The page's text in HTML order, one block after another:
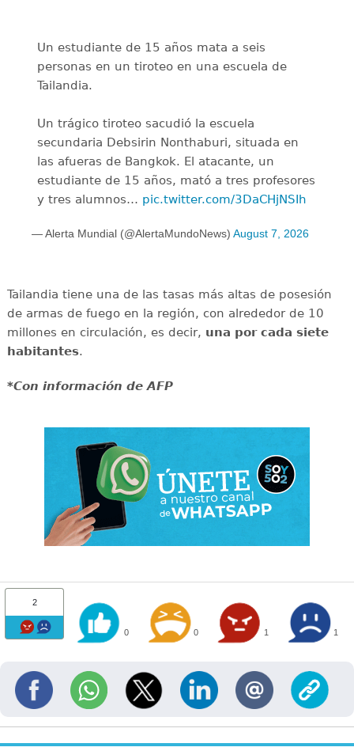
Un estudiante de 15 años mata a seis
personas en un tiroteo en una escuela de
Tailandia.
Un trágico tiroteo sacudió la escuela
secundaria Debsirin Nonthaburi, situada en
las afueras de Bangkok. El atacante, un
estudiante de 15 años, mató a tres profesores
y tres alumnos… pic.twitter.com/3DaCHjNSIh
— Alerta Mundial (@AlertaMundoNews) August 7, 2026
Tailandia tiene una de las tasas más altas de posesión
de armas de fuego en la región, con alrededor de 10
millones en circulación, es decir, una por cada siete
habitantes.
*Con información de AFP
2
0 0 1 1